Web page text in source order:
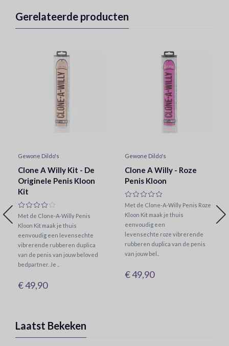
Gerelateerde producten
Gewone Dildo's
Clone A Willy Kit - De
Originele Penis Kloon
Kit
Met de Clone-A-Willy Penis
Kloon Kit maak je thuis
eenvoudig een levensechte
vibrerende rubberen duplica
van de penis van jouw beloved
bedpartner. Je ..
€ 49,90
Gewone Dildo's
Clone A Willy - Roze
Penis Kloon
Met de Clone-A-Willy Penis Roze
Kloon Kit maak je thuis
eenvoudig een
levensechte roze vibrerende
rubberen duplica van de penis
van jouw bel..
€ 49,90
Laatst Bekeken